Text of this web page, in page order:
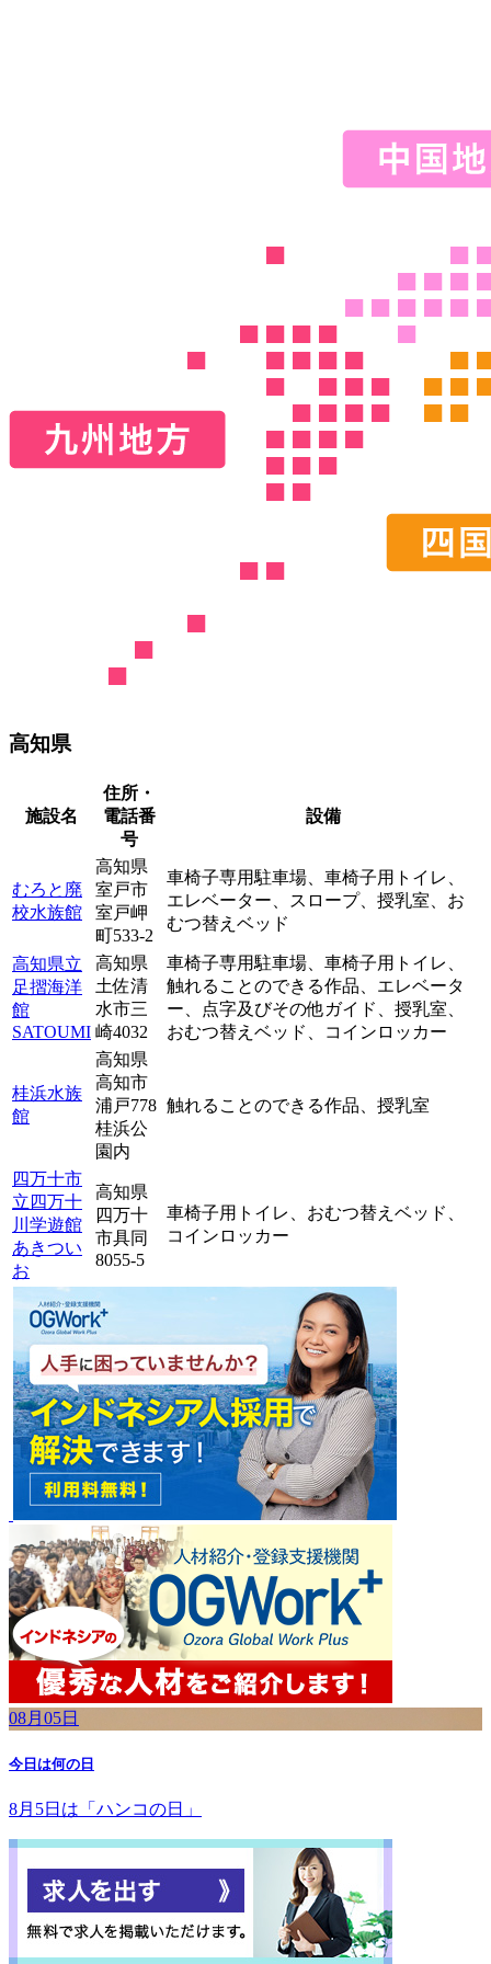
高知県
施設名
住所・
電話番
号
設備
むろと廃
校水族館
高知県
室戸市
室戸岬
町533-2
車椅子専用駐車場、 車椅子用トイレ、
エレベーター、
スロープ、 授乳室、 お
むつ替えベッド
高知県立
足摺海洋
館
SATOUMI
高知県
土佐清
水市三
崎4032
車椅子専用駐車場、 車椅子用トイレ、
触れることのできる作品、 エレベータ
ー、
点字及びその他ガイド、 授乳室、
おむつ替えベッド、
コインロッカー
桂浜水族
館
高知県
高知市
浦戸778
桂浜公
園内
触れることのできる作品、 授乳室
四万十市
立四万十
川学遊館
あきつい
お
高知県
四万十
市具同
8055-5
車椅子用トイレ、 おむつ替えベッド、
コインロッカー
08月05日
今日は何の日
8月5日は「ハンコの日」